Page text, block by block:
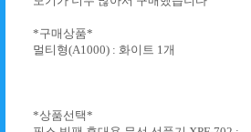
*구매상품*
멀티형(A1000) : 화이트 1개
*상품선택*